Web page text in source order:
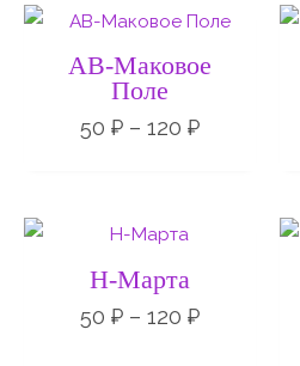
АВ-Маковое
Поле
50 ₽ – 120 ₽
Диапазон
цен:
50 ₽
–
Н-Марта
50 ₽ – 120 ₽
Диапазон
120 ₽